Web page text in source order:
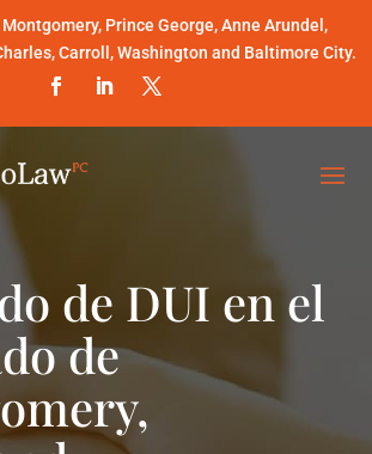
Prince George, Anne Arundel,
Carroll, Washington and Baltimore City.
de DUI en el
de